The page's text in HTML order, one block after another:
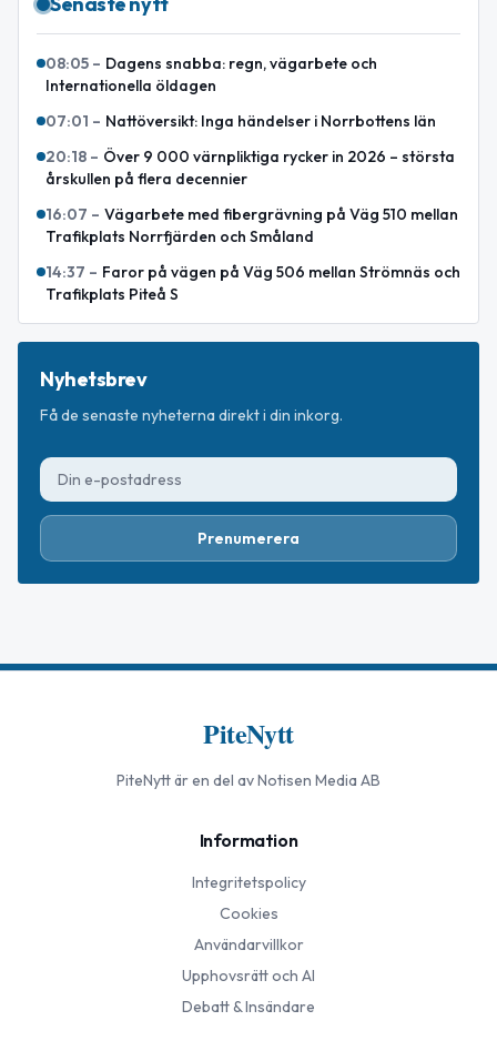
08:05 – Dagens snabba: regn, vägarbete och
Internationella öldagen
07:01 – Nattöversikt: Inga händelser i Norrbottens län
20:18 – Över 9 000 värnpliktiga rycker in 2026 – största
årskullen på flera decennier
16:07 – Vägarbete med fibergrävning på Väg 510 mellan
Trafikplats Norrfjärden och Småland
14:37 – Faror på vägen på Väg 506 mellan Strömnäs och
Trafikplats Piteå S
Nyhetsbrev
Få de senaste nyheterna direkt i din inkorg.
Prenumerera
PiteNytt
PiteNyttär en del av Notisen Media AB
Information
Integritetspolicy
Cookies
Användarvillkor
Upphovsrätt och AI
Debatt & Insändare